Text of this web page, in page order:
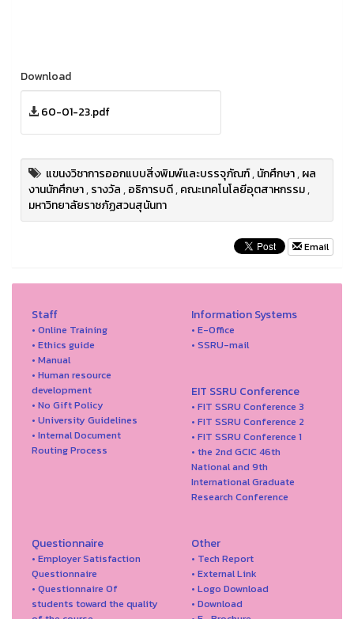
Download
60-01-23.pdf
แขนงวิชาการออกแบบสิ่งพิมพ์และบรรจุภัณฑ์,นักศึกษา,ผล
งานนักศึกษา,รางวัล,อธิการบดี,คณะเทคโนโลยีอุตสาหกรรม,
มหาวิทยาลัยราชภัฏสวนสุนันทา
Email
Staff
• Online Training
• Ethics guide
• Manual
• Human resource
development
• No Gift Policy
• University Guidelines
• Internal Document
Routing Process
Information Systems
• E-Office
• SSRU-mail
EIT SSRU Conference
• FIT SSRU Conference 3
• FIT SSRU Conference 2
• FIT SSRU Conference 1
• the 2nd GCIC 46th
National and 9th
International Graduate
Research Conference
Questionnaire
• Employer Satisfaction
Questionnaire
• Questionnaire Of
students toward the quality
Other
• Tech Report
• External Link
• Logo Download
• Download